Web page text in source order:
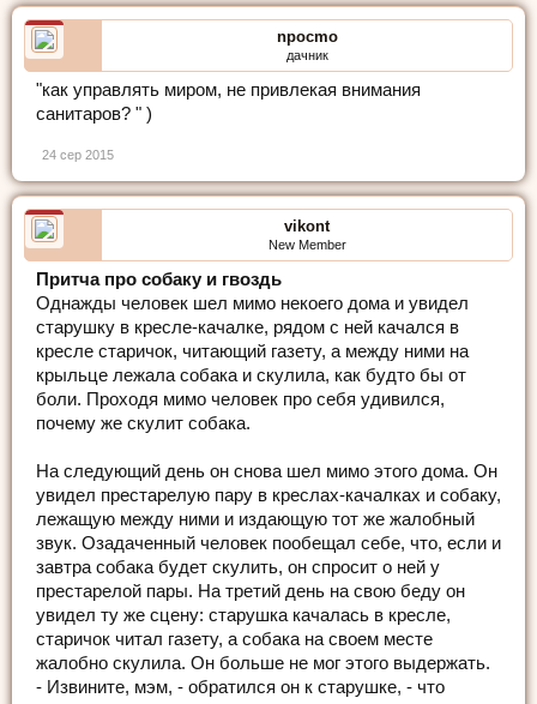
npocmo
дачник
"как управлять миром, не привлекая внимания
санитаров? " )
24 сер 2015
vikont
New Member
Притча про собаку и гвоздь
Однажды человек шел мимо некоего дома и увидел
старушку в кресле-качалке, рядом с ней качался в
кресле старичок, читающий газету, а между ними на
крыльце лежала собака и скулила, как будто бы от
боли. Проходя мимо человек про себя удивился,
почему же скулит собака.
На следующий день он снова шел мимо этого дома. Он
увидел престарелую пару в креслах-качалках и собаку,
лежащую между ними и издающую тот же жалобный
звук. Озадаченный человек пообещал себе, что, если и
завтра собака будет скулить, он спросит о ней у
престарелой пары. На третий день на свою беду он
увидел ту же сцену: старушка качалась в кресле,
старичок читал газету, а собака на своем месте
жалобно скулила. Он больше не мог этого выдержать.
- Извините, мэм, - обратился он к старушке, - что